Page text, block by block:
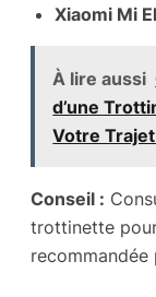
Xiaomi Mi
À lire aussi
d’une
Votre
Conseil :
trottinette